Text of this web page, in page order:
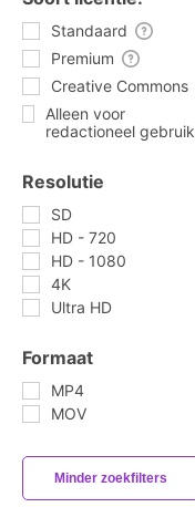
Standaard
Premium
Creative Commons
Alleen voor
redactioneel gebruik
Resolutie
SD
HD - 720
HD - 1080
4K
Ultra HD
Formaat
MP4
MOV
Minder zoekfilters